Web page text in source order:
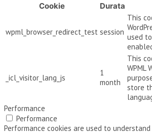
Cookie
Durata
wpml_browser_redirect_test session
This
used
_icl_visitor_lang_js
1
month
This
WPML
store
Performance
Performance
Performance cookies are used to